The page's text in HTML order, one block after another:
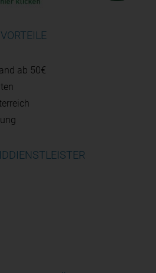
VORTEILE
ab 50€